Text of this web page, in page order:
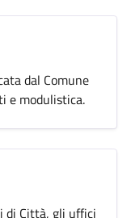
dal Comune
e modulistica.
di Città, gli uffici